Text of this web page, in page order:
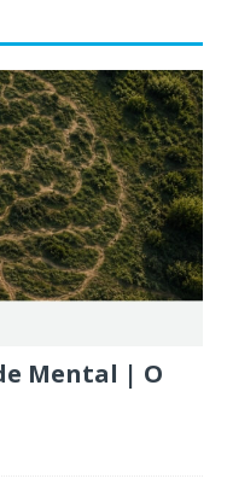
Mental | O